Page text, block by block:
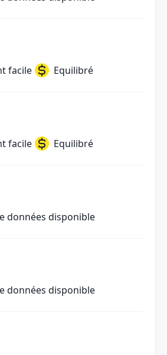
facile Equilibré
facile Equilibré
données disponible
données disponible